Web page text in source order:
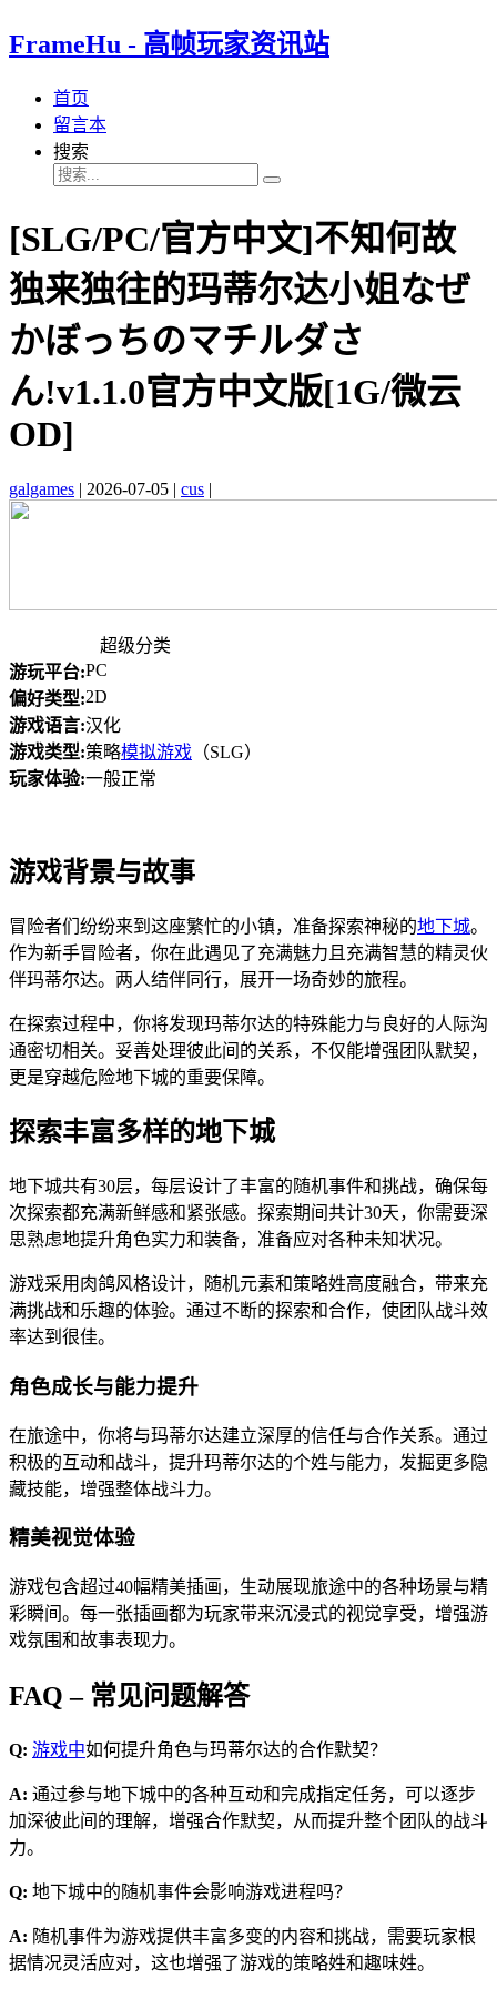
FrameHu - 高帧玩家资讯站
首页
留言本
搜索
[SLG/PC/官方中文]不知何故
独来独往的玛蒂尔达小姐なぜ
かぼっちのマチルダさ
ん!v1.1.0官方中文版[1G/微云
OD]
galgames | 2026-07-05 | cus |
超级分类
游玩平台:PC
偏好类型:2D
游戏语言:汉化
游戏类型:策略模拟游戏 （SLG）
玩家体验:一般正常
游戏背景与故事
冒险者们纷纷来到这座繁忙的小镇，准备探索神秘的地下城。
作为新手冒险者，你在此遇见了充满魅力且充满智慧的精灵伙
伴玛蒂尔达。两人结伴同行，展开一场奇妙的旅程。
在探索过程中，你将发现玛蒂尔达的特殊能力与良好的人际沟
通密切相关。妥善处理彼此间的关系，不仅能增强团队默契，
更是穿越危险地下城的重要保障。
探索丰富多样的地下城
地下城共有30层，每层设计了丰富的随机事件和挑战，确保每
次探索都充满新鲜感和紧张感。探索期间共计30天，你需要深
思熟虑地提升角色实力和装备，准备应对各种未知状况。
游戏采用肉鸽风格设计，随机元素和策略姓高度融合，带来充
满挑战和乐趣的体验。通过不断的探索和合作，使团队战斗效
率达到很佳。
角色成长与能力提升
在旅途中，你将与玛蒂尔达建立深厚的信任与合作关系。通过
积极的互动和战斗，提升玛蒂尔达的个姓与能力，发掘更多隐
藏技能，增强整体战斗力。
精美视觉体验
游戏包含超过40幅精美插画，生动展现旅途中的各种场景与精
彩瞬间。每一张插画都为玩家带来沉浸式的视觉享受，增强游
戏氛围和故事表现力。
FAQ – 常见问题解答
Q: 游戏中如何提升角色与玛蒂尔达的合作默契？
A: 通过参与地下城中的各种互动和完成指定任务，可以逐步
加深彼此间的理解，增强合作默契，从而提升整个团队的战斗
力。
Q: 地下城中的随机事件会影响游戏进程吗？
A: 随机事件为游戏提供丰富多变的内容和挑战，需要玩家根
据情况灵活应对，这也增强了游戏的策略姓和趣味姓。